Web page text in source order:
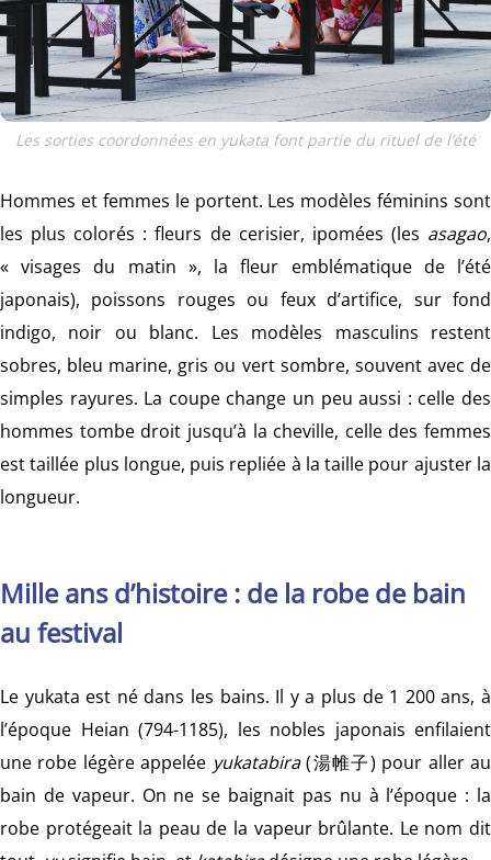
Les sorties coordonnées en yukata font partie du rituel de l’été
Hommes et femmes le portent. Les modèles féminins sont
les plus colorés : fleurs de cerisier, ipomées (les asagao,
« visages du matin », la fleur emblématique de l’été
japonais), poissons rouges ou feux d’artifice, sur fond
indigo, noir ou blanc. Les modèles masculins restent
sobres, bleu marine, gris ou vert sombre, souvent avec de
simples rayures. La coupe change un peu aussi : celle des
hommes tombe droit jusqu’à la cheville, celle des femmes
est taillée plus longue, puis repliée à la taille pour ajuster la
longueur.
Mille ans d’histoire : de la robe de bain
au festival
Le yukata est né dans les bains. Il y a plus de 1 200 ans, à
l’époque Heian (794-1185), les nobles japonais enfilaient
une robe légère appelée yukatabira(湯帷子) pour aller au
bain de vapeur. On ne se baignait pas nu à l’époque : la
robe protégeait la peau de la vapeur brûlante. Le nom dit